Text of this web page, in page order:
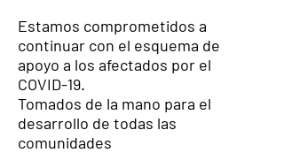
Estamos comprometidos a
continuar con el esquema de
apoyo a los afectados por el
COVID-19.
Tomados de la mano para el
desarrollo de todas las
comunidades